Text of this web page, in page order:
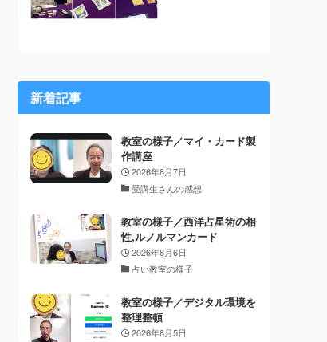
新着記事
教室の様子／マイ・カード製
作講座
2026年8月7日
受講生さんの感想
教室の様子／西洋占星術の相
性,ルノルマンカード
2026年8月6日
占い教室の様子
教室の様子／デジタル環境を
整理整頓
2026年8月5日